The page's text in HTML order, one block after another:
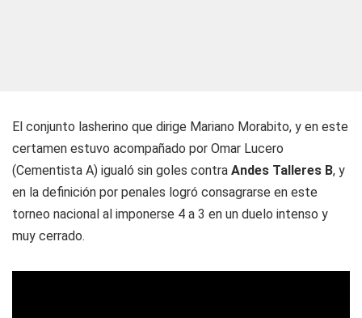
El conjunto lasherino que dirige Mariano Morabito, y en este
certamen estuvo acompañado por Omar Lucero
(Cementista A) igualó sin goles contra Andes Talleres B, y
en la definición por penales logró consagrarse en este
torneo nacional al imponerse 4 a 3 en un duelo intenso y
muy cerrado.